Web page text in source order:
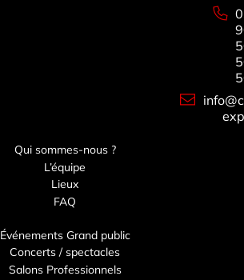
Qui sommes-nous ?
L’équipe
Lieux
FAQ
Événements Grand public
Concerts / spectacles
Salons Professionnels